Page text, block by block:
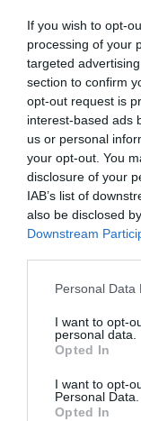
If you wish to opt-
processing of your
targeted
section to confirm
opt-out request is
interest-based ads
us or personal
your opt-out. You
disclosure of your
IAB’s list of
also be disclosed
Downstream
Please note that
not limited to your
grant or deny
use your data for
consent section.
Personal Data
I want to opt-
personal data.
Opted In
I want to opt-
Personal Data.
Opted In